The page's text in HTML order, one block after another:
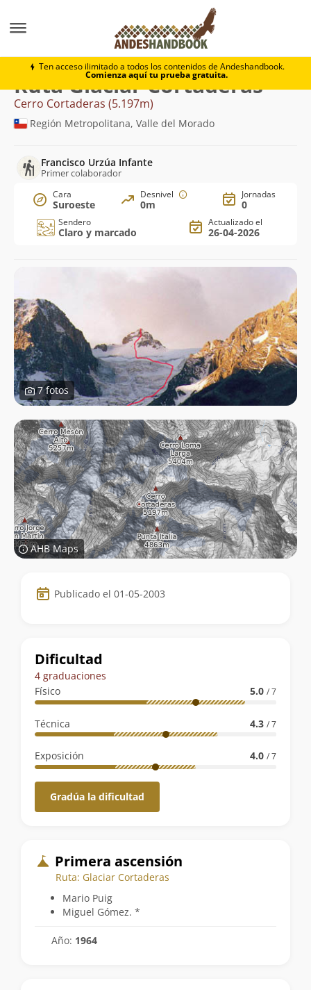
Ten acceso ilimitado a todos los contenidos de Andeshandbook.
Comienza aquí tu prueba gratuita.
Cerro Cortaderas Glaciar Cortaderas
Ruta Glaciar Cortaderas
Cerro Cortaderas (5.197m)
Región Metropolitana, Valle del Morado
Francisco Urzúa Infante
Primer colaborador
Cara
Suroeste
Desnivel
0m
Jornadas
0
Sendero
Claro y marcado
Actualizado el
26-04-2026
7 fotos
AHB Maps
Datos
de
ruta
Publicado el 01-05-2003
Dificultad
4 graduaciones
Físico
5.0 / 7
Técnica 4.3 / 7
Exposición 4.0 / 7
Gradúa la dificultad
Primera ascensión
Ruta: Glaciar Cortaderas
Mario Puig
Miguel Gómez. *
Año: 1964